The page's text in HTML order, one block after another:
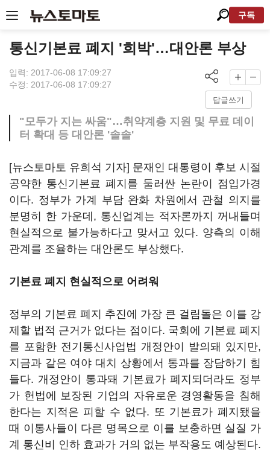
구독
통신기본료 폐지 '희박'…대안론 부상
입력: 2017-06-08 17:09:27
수정: 2017-06-08 17:09:27
답글쓰기
"모두가 지는 싸움"…취약계층 지원 및 무료 데이
터 확대 등 대안론 '솔솔'
[뉴스토마토 유희석 기자] 문재인 대통령이 후보 시절
공약한 통신기본료 폐지를 둘러싼 논란이 점입가경
이다. 정부가 가계 부담 완화 차원에서 관철 의지를
분명히 한 가운데, 통신업계는 적자론까지 꺼내들며
현실적으로 불가능하다고 맞서고 있다. 양측의 이해
관계를 조율하는 대안론도 부상했다.
기본료 폐지 현실적으로 어려워
정부의 기본료 폐지 추진에 가장 큰 걸림돌은 이를 강
제할 법적 근거가 없다는 점이다. 국회에 기본료 폐지
를 포함한 전기통신사업법 개정안이 발의돼 있지만,
지금과 같은 여야 대치 상황에서 통과를 장담하기 힘
들다. 개정안이 통과돼 기본료가 폐지되더라도 정부
가 헌법에 보장된 기업의 자유로운 경영활동을 침해
한다는 지적은 피할 수 없다. 또 기본료가 폐지됐을
때 이통사들이 다른 명목으로 이를 보충하면 실질 가
계 통신비 인하 효과가 거의 없는 부작용도 예상된다.